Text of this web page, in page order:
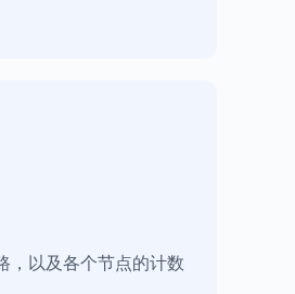
，以及各个节点的计数